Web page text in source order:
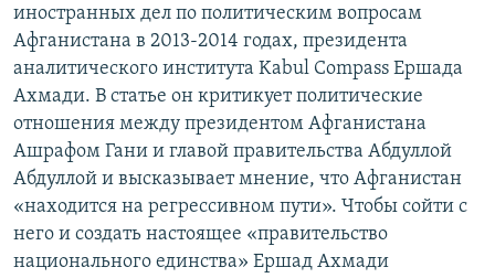
иностранных дел по политическим вопросам
Афганистана в 2013-2014 годах, президента
аналитического института Kabul Compass Ершада
Ахмади. В статье он критикует политические
отношения между президентом Афганистана
Ашрафом Гани и главой правительства Абдуллой
Абдуллой и высказывает мнение, что Афганистан
«находится на регрессивном пути». Чтобы сойти с
него и создать настоящее «правительство
национального единства» Ершад Ахмади